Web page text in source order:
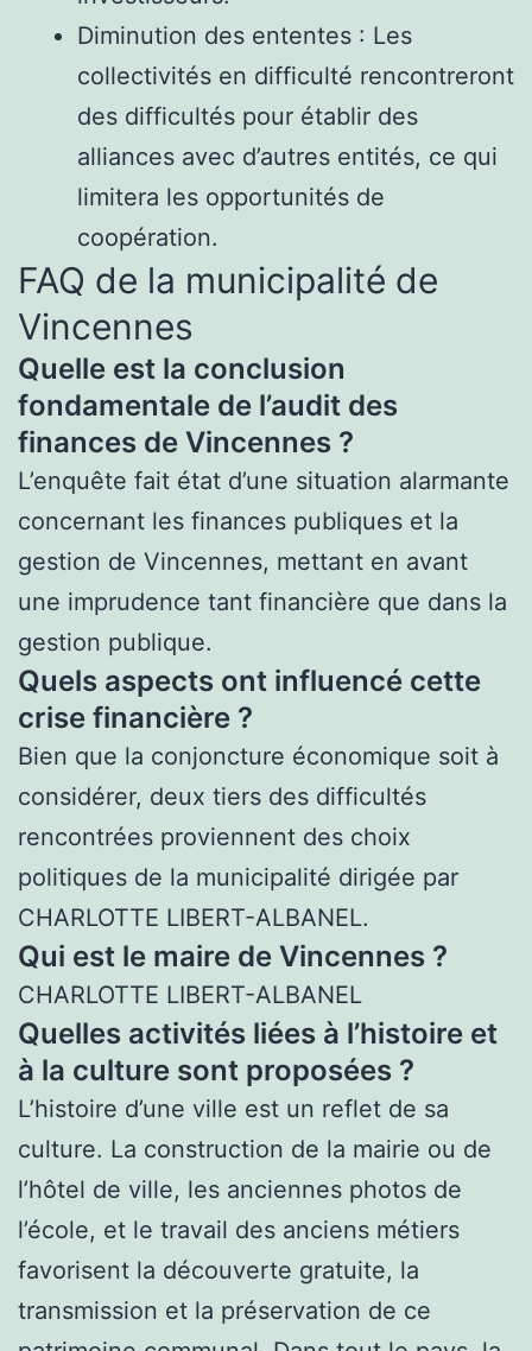
Diminution des ententes : Les
collectivités en difficulté rencontreront
des difficultés pour établir des
alliances avec d’autres entités, ce qui
limitera les opportunités de
coopération.
FAQ de la municipalité de
Vincennes
Quelle est la conclusion
fondamentale de l’audit des
finances de Vincennes ?
L’enquête fait état d’une situation alarmante
concernant les finances publiques et la
gestion de Vincennes, mettant en avant
une imprudence tant financière que dans la
gestion publique.
Quels aspects ont influencé cette
crise financière ?
Bien que la conjoncture économique soit à
considérer, deux tiers des difficultés
rencontrées proviennent des choix
politiques de la municipalité dirigée par
CHARLOTTE LIBERT-ALBANEL.
Qui est le maire de Vincennes ?
CHARLOTTE LIBERT-ALBANEL
Quelles activités liées à l’histoire et
à la culture sont proposées ?
L’histoire d’une ville est un reflet de sa
culture. La construction de la mairie ou de
l’hôtel de ville, les anciennes photos de
l’école, et le travail des anciens métiers
favorisent la découverte gratuite, la
transmission et la préservation de ce